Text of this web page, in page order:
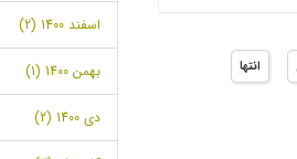
انتها
اسفند 1400 (2)
بهمن 1400 (1)
دی 1400 (2)